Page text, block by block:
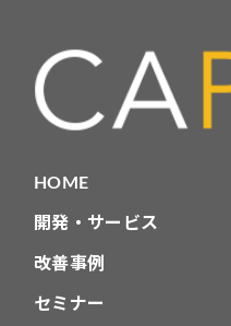
ー
シ
ンHOME
開発・サービス
改善事例
セミナー